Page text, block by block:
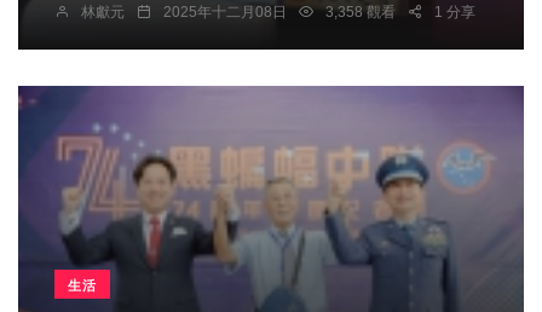
林獻元 2025年十二月08日 3,358 觀看 1 分享
生活